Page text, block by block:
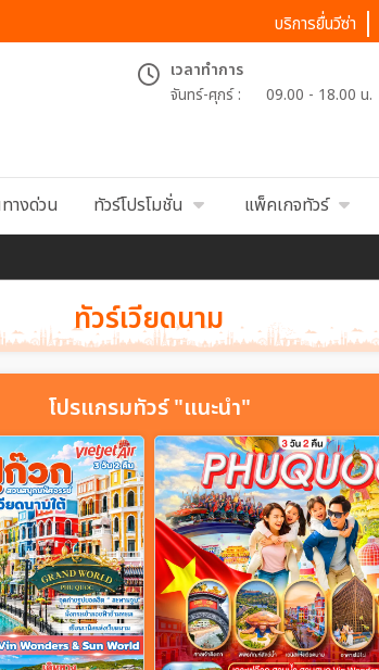
บริการยื่นวีซ่า
เวลาทำการ
จันทร์-ศุกร์ :
09.00 - 18.00 น.
างด่วน ทัวร์โปรโมชั่น แพ็คเกจทัวร์
ทัวร์เวียดนาม
โปรแกรมทัวร์ "แนะนำ"